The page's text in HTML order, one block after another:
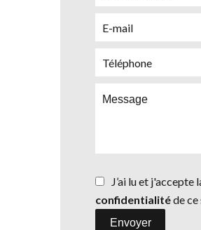
J’ai lu et j'accepte
confidentialitéde
Envoyer